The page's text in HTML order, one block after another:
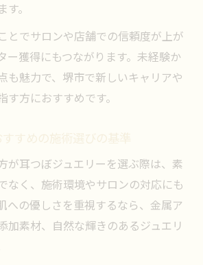
。
とでサロンや店舗での信頼度が上が
ー獲得にもつながります。未経験か
も魅力で、堺市で新しいキャリアや
方におすすめです。
すめの施術選びの基準
が耳つぼジュエリーを選ぶ際は、素
なく、施術環境やサロンの対応にも
への優しさを重視するなら、金属ア
加素材、自然な輝きのあるジュエリ